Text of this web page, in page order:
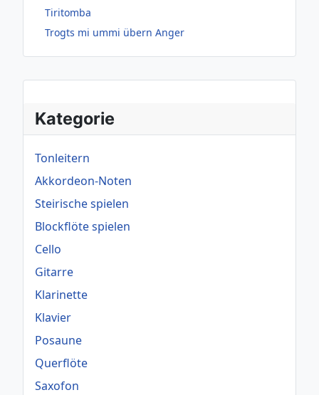
Kategorie
Tonleitern
Akkordeon-Noten
Steirische spielen
Blockflöte spielen
Cello
Gitarre
Klarinette
Klavier
Posaune
Querflöte
Saxofon
Tiritomba
Trogts mi ummi übern Anger